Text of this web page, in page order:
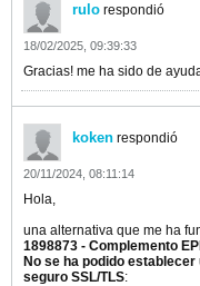
rulo respondió
18/02/2025, 09:39:33
Gracias! me ha sido de
koken respondió
20/11/2024, 08:11:14
Hola,
una alternativa que me ha
1898873 - Complemento
No se ha podido
seguro SSL/TLS: